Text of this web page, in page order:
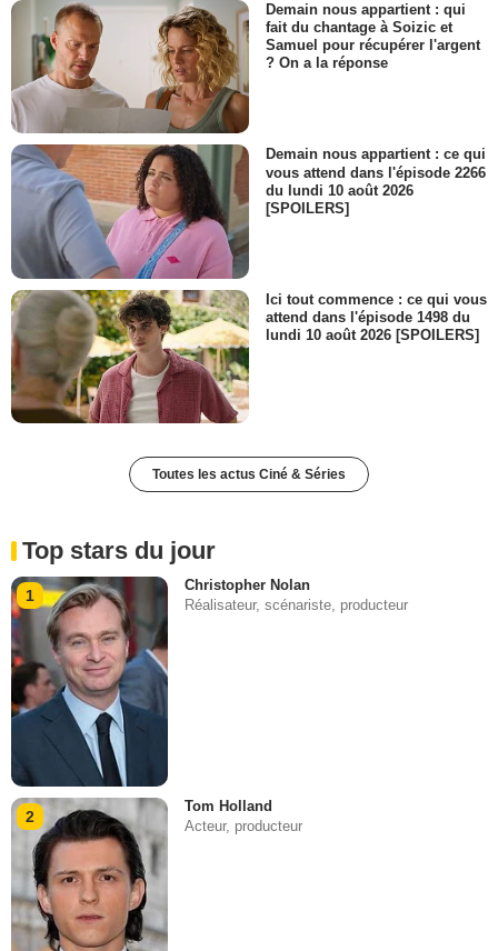
Demain nous appartient : qui
fait du chantage à Soizic et
Samuel pour récupérer l'argent
? On a la réponse
Demain nous appartient : ce qui
vous attend dans l'épisode 2266
du lundi 10 août 2026
[SPOILERS]
Ici tout commence : ce qui vous
attend dans l'épisode 1498 du
lundi 10 août 2026 [SPOILERS]
Toutes les actus Ciné & Séries
Top stars du jour
1
Christopher Nolan
Réalisateur, scénariste, producteur
2
Tom Holland
Acteur, producteur